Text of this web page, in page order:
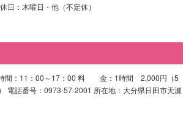
日：木曜日・他（不定休）
時間：11：00～17：00 料 金：1時間 2,000円（5
電話番号：0973-57-2001 所在地：大分県日田市天瀬